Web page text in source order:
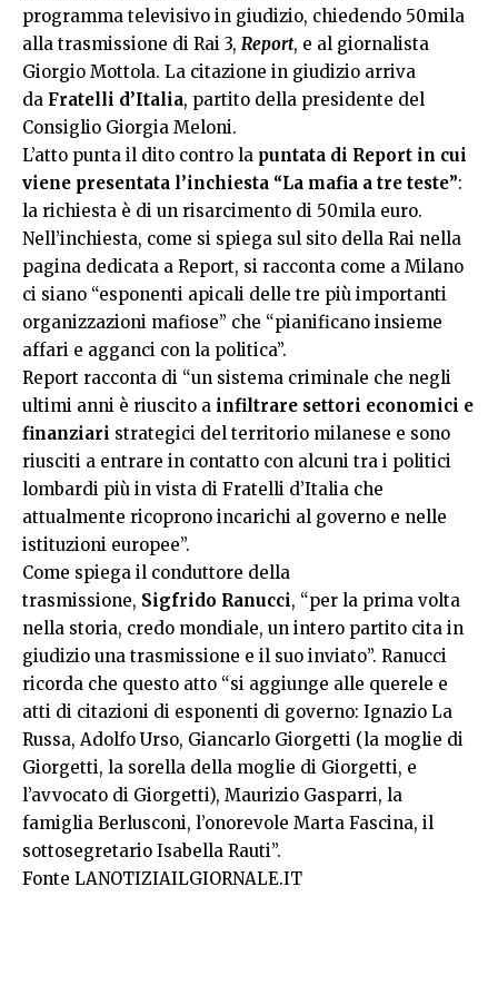
programma televisivo in giudizio, chiedendo 50mila
alla trasmissione di Rai 3, Report, e al giornalista
Giorgio Mottola. La citazione in giudizio arriva
da Fratelli d’Italia, partito della presidente del
Consiglio Giorgia Meloni.
L’atto punta il dito contro la puntata di Report in cui
viene presentata l’inchiesta “La mafia a tre teste”:
la richiesta è di un risarcimento di 50mila euro.
Nell’inchiesta, come si spiega sul sito della Rai nella
pagina dedicata a Report, si racconta come a Milano
ci siano “esponenti apicali delle tre più importanti
organizzazioni mafiose” che “pianificano insieme
affari e agganci con la politica”.
Report racconta di “un sistema criminale che negli
ultimi anni è riuscito a infiltrare settori economici e
finanziari strategici del territorio milanese e sono
riusciti a entrare in contatto con alcuni tra i politici
lombardi più in vista di Fratelli d’Italia che
attualmente ricoprono incarichi al governo e nelle
istituzioni europee”.
Come spiega il conduttore della
trasmissione, Sigfrido Ranucci, “per la prima volta
nella storia, credo mondiale, un intero partito cita in
giudizio una trasmissione e il suo inviato”. Ranucci
ricorda che questo atto “si aggiunge alle querele e
atti di citazioni di esponenti di governo: Ignazio La
Russa, Adolfo Urso, Giancarlo Giorgetti (la moglie di
Giorgetti, la sorella della moglie di Giorgetti, e
l’avvocato di Giorgetti), Maurizio Gasparri, la
famiglia Berlusconi, l’onorevole Marta Fascina, il
sottosegretario Isabella Rauti”.
Fonte LANOTIZIAILGIORNALE.IT